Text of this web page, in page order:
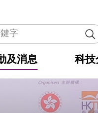
及消息 科技